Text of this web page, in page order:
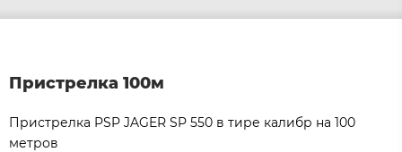
Пристрелка 100м
Пристрелка PSP JAGER SP 550 в тире калибр на 100
метров